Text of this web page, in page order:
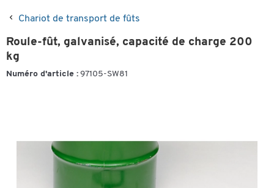
Chariot de transport de fûts
Roule-fût, galvanisé, capacité de charge 200
kg
Numéro d'article : 97105-SW81